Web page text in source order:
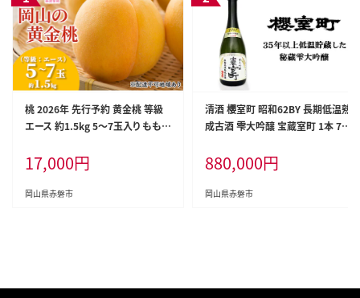
桃 2026年 先行予約 黄金桃 等級
エース 約1.5kg 5～7玉入り もも
実苑 果肉
17,000円
岡山県赤磐市
清酒 櫻室町 昭和62BY 長期低温熟
成古酒 雫大吟醸 宝蔵室町 1本 72
み 38年熟成 山田錦 大吟醸雫原酒
辛口 喉越 切れ味 食中酒 料理に合
う
880,000円
岡山県赤磐市